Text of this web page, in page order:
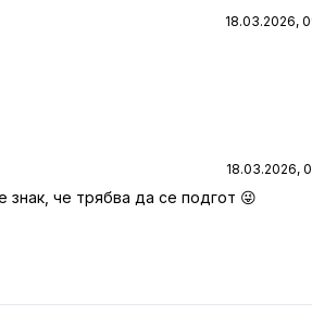
18.03.2026,
18.03.2026,
знак, че трябва да се подгот 😜